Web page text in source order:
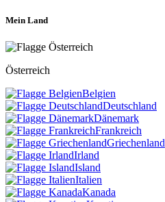
Mein Land
Österreich
Belgien
Deutschland
Dänemark
Frankreich
Griechenland
Irland
Island
Italien
Kanada